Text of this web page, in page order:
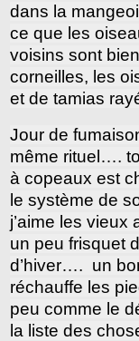
dans la
ce que les
voisins sont
corneilles, les
et de tamias
Jour de
même rituel….
à copeaux est
le système de
j’aime les
un peu frisquet
d’hiver…. un
réchauffe les
peu comme le
la liste des